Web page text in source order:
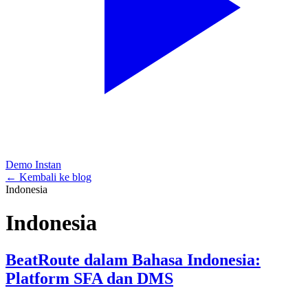
Demo Instan
← Kembali ke blog
Indonesia
Indonesia
BeatRoute dalam Bahasa Indonesia:
Platform SFA dan DMS